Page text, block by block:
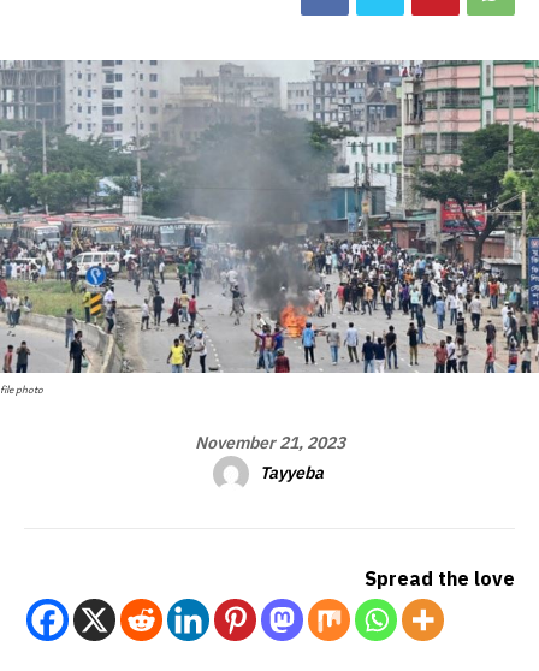
file photo
November 21, 2023
Tayyeba
Spread the love